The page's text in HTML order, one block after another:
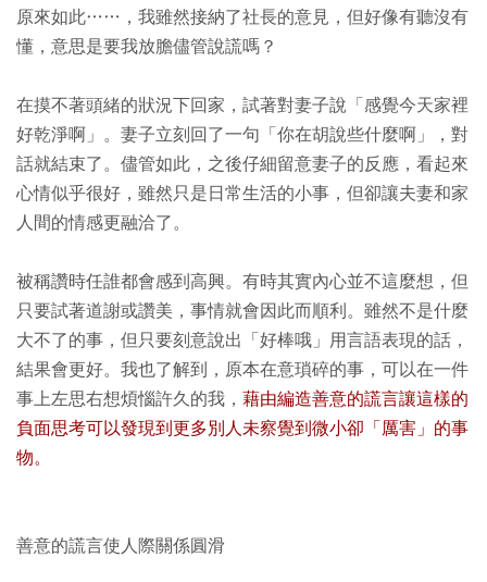
原來如此……，我雖然接納了社長的意見，但好像有聽沒有
懂，意思是要我放膽儘管說謊嗎？
在摸不著頭緒的狀況下回家，試著對妻子說「感覺今天家裡
好乾淨啊」。妻子立刻回了一句「你在胡說些什麼啊」，對
話就結束了。儘管如此，之後仔細留意妻子的反應，看起來
心情似乎很好，雖然只是日常生活的小事，但卻讓夫妻和家
人間的情感更融洽了。
被稱讚時任誰都會感到高興。有時其實內心並不這麼想，但
只要試著道謝或讚美，事情就會因此而順利。雖然不是什麼
大不了的事，但只要刻意說出「好棒哦」用言語表現的話，
結果會更好。我也了解到，原本在意瑣碎的事，可以在一件
事上左思右想煩惱許久的我， 藉由編造善意的謊言讓這樣的
負面思考可以發現到更多別人未察覺到微小卻「厲害」的事
物。
善意的謊言使人際關係圓滑